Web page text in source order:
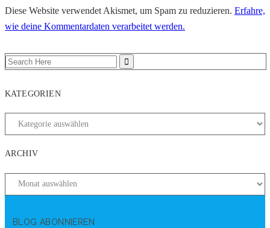
Diese Website verwendet Akismet, um Spam zu reduzieren. Erfahre,
wie deine Kommentardaten verarbeitet werden.
KATEGORIEN
ARCHIV
BLOG ABONNIEREN